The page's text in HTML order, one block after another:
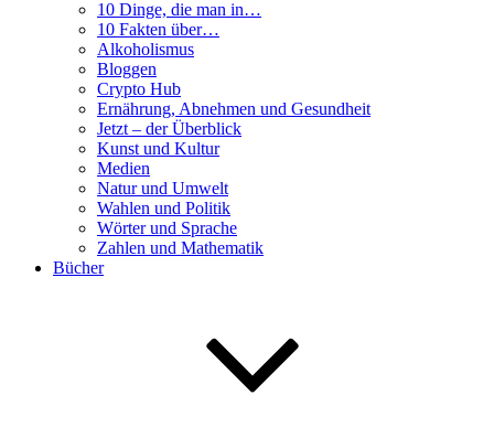
10 Dinge, die man in…
10 Fakten über…
Alkoholismus
Bloggen
Crypto Hub
Ernährung, Abnehmen und Gesundheit
Jetzt – der Überblick
Kunst und Kultur
Medien
Natur und Umwelt
Wahlen und Politik
Wörter und Sprache
Zahlen und Mathematik
Bücher